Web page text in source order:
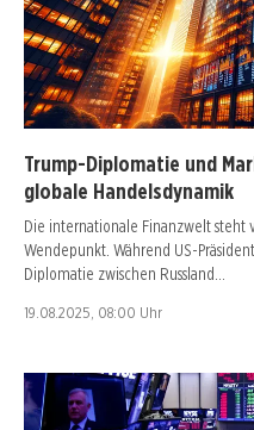
Trump-Diplomatie und
globale Handelsdynamik
Die internationale Finanzwelt steht
Wendepunkt. Während US-
Diplomatie zwischen Russland…
19.08.2025, 08:00 Uhr